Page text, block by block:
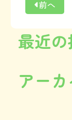
前へ
最近
アー